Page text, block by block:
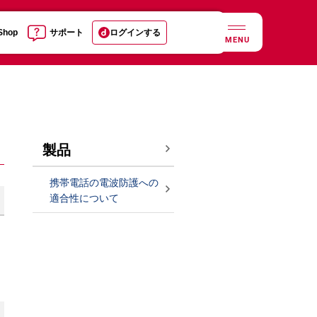
サポート ログインする
MENU
製品
携帯電話の電波防護への
適合性について